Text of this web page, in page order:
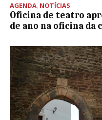
AGENDA, NOTÍCIAS
Oficina de teatro
de ano na oficina da